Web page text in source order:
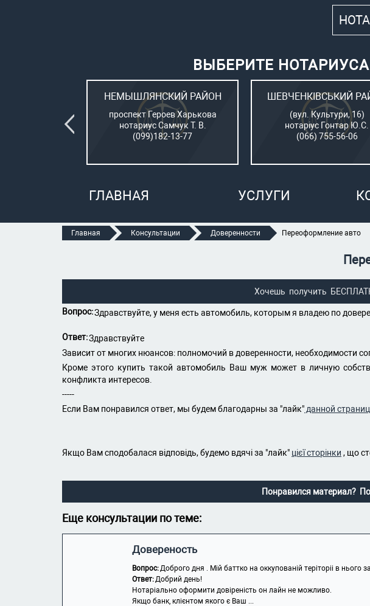
ВЫБЕРИТЕ
НЕМЫШЛЯНСКИЙ РАЙОН
проспект Героев Харькова
нотариус Самчук Т. В.
(099)182-13-77
ШЕВЧЕНКІВСЬКИЙ
(вул. Культури, 16)
нотаріус Гонтар Ю.С.
(066) 755-56-06
ГЛАВНАЯ УСЛУГИ
Главная Консультации Доверенности Переоформление авто
Хочешь получить
Вопрос:Здравствуйте, у меня есть автомобиль, которым я владею по
Ответ:Здравствуйте
Зависит от многих нюансов: полномочий в доверенности, необходимости
Кроме этого купить такой автомобиль Ваш муж может в личную
конфликта интересов.
-----
Если Вам понравился ответ, мы будем благодарны за "лайк" данной
Якщо Вам сподобалася відповідь, будемо вдячі за "лайк" цієї сторінки , що
Понравился материал?
Еще консультации по теме:
Довереность
Вопрос:Доброго дня . Мій баттко на оккупованій теріторіі в
Ответ:Добрий день!
Нотаріально оформити довіреність он лайн не можливо.
Якщо банк, клієнтом якого є Ваш ...